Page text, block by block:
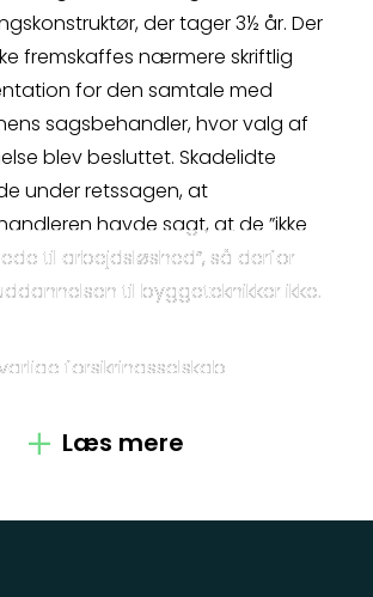
der tager 3½ år. Der
fremskaffes nærmere skriftlig
for den samtale med
sagsbehandler, hvor valg af
blev besluttet. Skadelidte
under retssagen, at
havde sagt, at de ”ikke
til arbejdsløshed”, så derfor
til byggeteknikker ikke.
forsikringsselskab
arbejdsfortjeneste med den
Læs mere